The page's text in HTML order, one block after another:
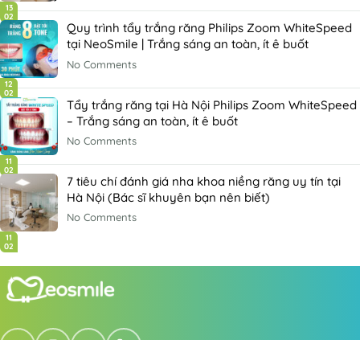
13
02
12
02
Quy trình tẩy trắng răng Philips Zoom WhiteSpeed
tại NeoSmile | Trắng sáng an toàn, ít ê buốt
No Comments
11
02
Tẩy trắng răng tại Hà Nội Philips Zoom WhiteSpeed
– Trắng sáng an toàn, ít ê buốt
No Comments
11
02
7 tiêu chí đánh giá nha khoa niềng răng uy tín tại
Hà Nội (Bác sĩ khuyên bạn nên biết)
No Comments